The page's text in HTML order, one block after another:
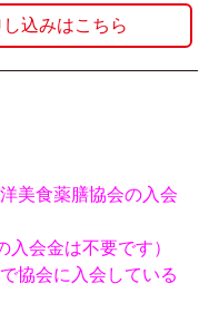
込みはこちら
美食薬膳協会の入会
入会金は不要です）
協会に入会している